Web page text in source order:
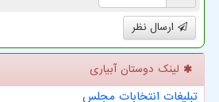
ارسال نظر
لینک دوستان آبیاری
تبلیغات انتخابات مجلس